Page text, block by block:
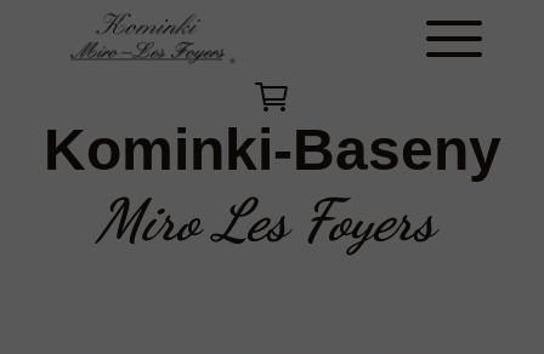
Kominki-Baseny
Miro Les Foyers